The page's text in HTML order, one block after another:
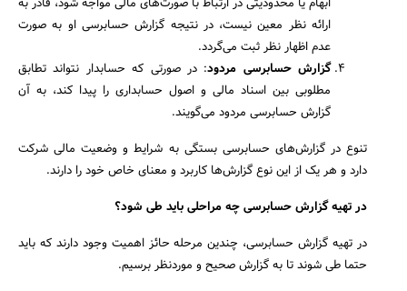
جستجو
ابهام یا محدودیتی در ارتباط با صورت‌های مالی مواجه شود، قادر به
ارائه نظر معین نیست، در نتیجه گزارش حسابرسی او به صورت
عدم اظهار نظر ثبت می‌گردد.
گزارش حسابرسی مردود: در صورتی که حسابدار نتواند تطابق
مطلوبی بین اسناد مالی و اصول حسابداری را پیدا کند، به آن
گزارش حسابرسی مردود می‌گویند.
تنوع در گزارش‌های حسابرسی بستگی به شرایط و وضعیت مالی شرکت
دارد و هر یک از این نوع گزارش‌ها کاربرد و معنای خاص خود را دارند.
در تهیه گزارش حسابرسی چه مراحلی باید طی شود؟
در تهیه گزارش حسابرسی، چندین مرحله حائز اهمیت وجود دارند که باید
حتما طی شوند تا به گزارش صحیح و موردنظر برسیم.